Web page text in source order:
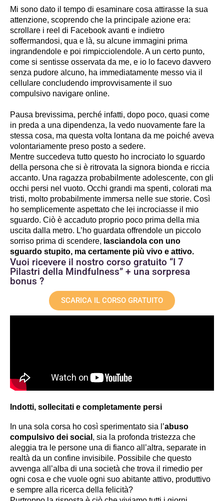
Mi sono dato il tempo di esaminare cosa attirasse la sua
attenzione, scoprendo che la principale azione era:
scrollare i reel di Facebook avanti e indietro
soffermandosi, qua e là, su alcune immagini prima
ingrandendole e poi rimpicciolendole. A un certo punto,
come si sentisse osservata da me, e io lo facevo davvero
senza pudore alcuno, ha immediatamente messo via il
cellulare concludendo improvvisamente il suo
compulsivo navigare online.
Pausa brevissima, perché infatti, dopo poco, quasi come
in preda a una dipendenza, la vedo nuovamente fare la
stessa cosa, ma questa volta lontana da me poiché aveva
volontariamente preso posto a sedere.
Mentre succedeva tutto questo ho incrociato lo sguardo
della persona che si è ritrovata la signora bionda e riccia
accanto. Una ragazza probabilmente adolescente, con gli
occhi persi nel vuoto. Occhi grandi ma spenti, colorati ma
tristi, molto probabilmente immersa nelle sue storie. Così
ho semplicemente aspettato che lei incrociasse il mio
sguardo. Ciò è accaduto proprio poco prima della mia
uscita dalla metro. L’ho guardata offrendole un piccolo
sorriso prima di scendere, lasciandola con uno
sguardo stupito, ma certamente più vivo e attivo.
Vuoi ricevere il nostro corso gratuito “I 7
Pilastri della Mindfulness” + una sorpresa
bonus ?
SCARICA IL CORSO GRATUITO
Indotti, sollecitati e completamente persi
In una sola corsa ho così sperimentato sia l’abuso
compulsivo dei social , sia la profonda tristezza che
aleggia tra le persone una di fianco all’altra, separate in
realtà da un confine invisibile. Possibile che questo
avvenga all’alba di una società che trova il rimedio per
ogni cosa e che vuole ogni suo abitante attivo, produttivo
e sempre alla ricerca della felicità?